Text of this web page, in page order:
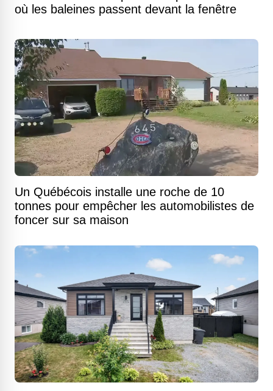
où les baleines passent devant la fenêtre
Un Québécois installe une roche de 10
tonnes pour empêcher les automobilistes de
foncer sur sa maison